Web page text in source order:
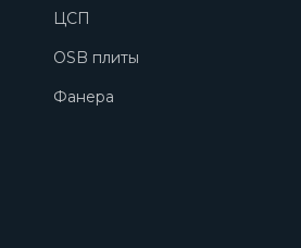
ЦСП
OSB плиты
Фанера